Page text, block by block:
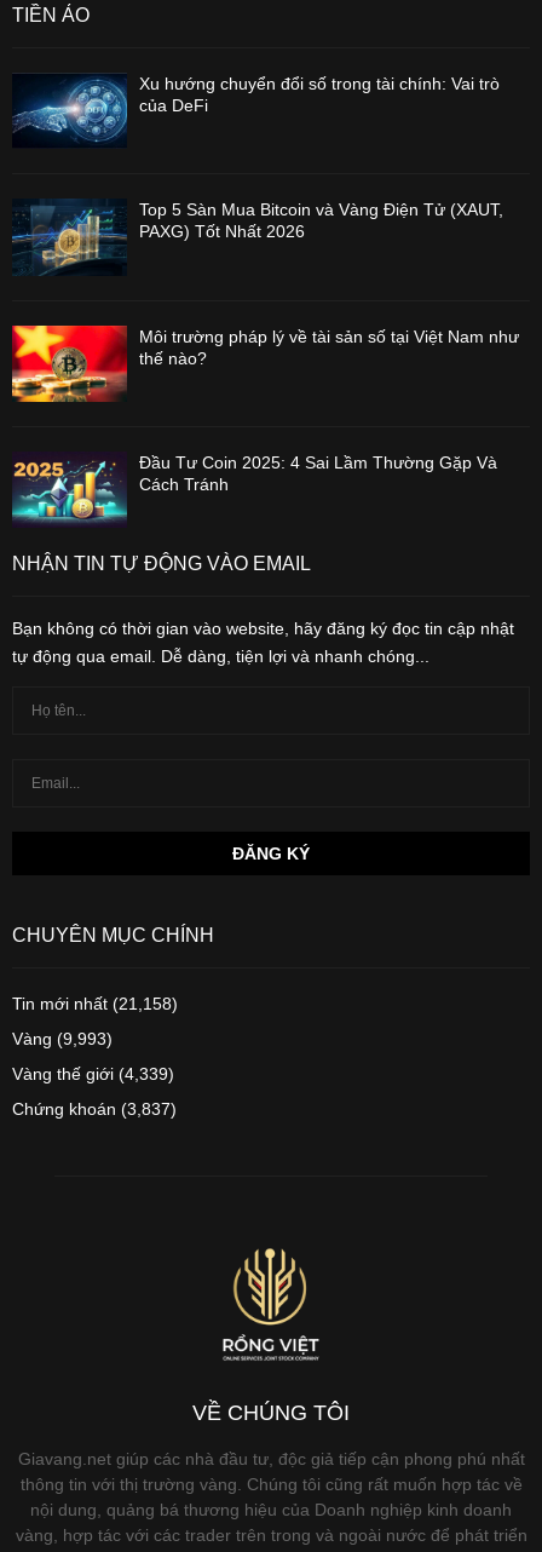
TIỀN ẢO
Xu hướng chuyển đổi số trong tài chính: Vai trò
của DeFi
Top 5 Sàn Mua Bitcoin và Vàng Điện Tử (XAUT,
PAXG) Tốt Nhất 2026
Môi trường pháp lý về tài sản số tại Việt Nam như
thế nào?
Đầu Tư Coin 2025: 4 Sai Lầm Thường Gặp Và
Cách Tránh
NHẬN TIN TỰ ĐỘNG VÀO EMAIL
Bạn không có thời gian vào website, hãy đăng ký đọc tin cập nhật
tự động qua email. Dễ dàng, tiện lợi và nhanh chóng...
CHUYÊN MỤC CHÍNH
Tin mới nhất (21,158)
Vàng (9,993)
Vàng thế giới (4,339)
Chứng khoán (3,837)
VỀ CHÚNG TÔI
Giavang.net giúp các nhà đầu tư, độc giả tiếp cận phong phú nhất
thông tin với thị trường vàng. Chúng tôi cũng rất muốn hợp tác về
nội dung, quảng bá thương hiệu của Doanh nghiệp kinh doanh
vàng, hợp tác với các trader trên trong và ngoài nước để phát triển